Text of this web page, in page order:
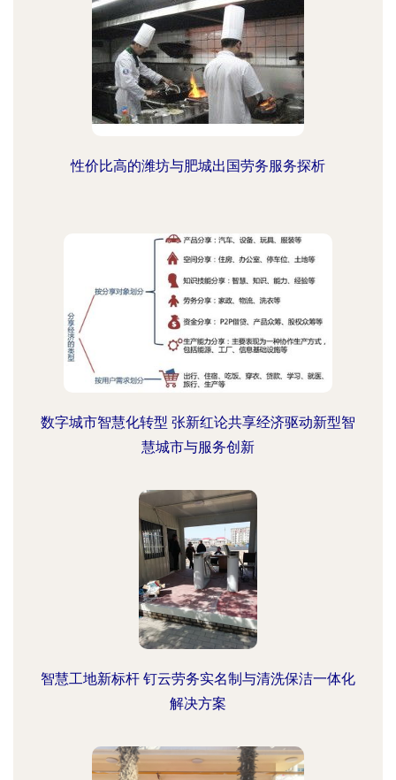
性价比高的潍坊与肥城出国劳务服务探析
数字城市智慧化转型 张新红论共享经济驱动新型智
慧城市与服务创新
智慧工地新标杆 钉云劳务实名制与清洗保洁一体化
解决方案